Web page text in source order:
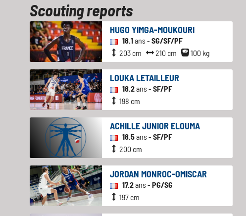
Scouting reports
HUGO YIMGA-MOUKOURI
18.1ans -SG/SF/PF
203 cm
210 cm 100 kg
LOUKA LETAILLEUR
18.2ans -SF/PF
198 cm
ACHILLE JUNIOR ELOUMA
18.5ans -SF/PF
200 cm
JORDAN MONROC-OMISCAR
17.2ans -PG/SG
197 cm